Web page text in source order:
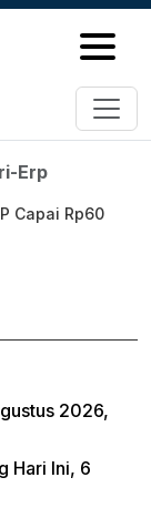
Erp
Erp
Capai Rp60
2026,
Hari Ini, 6